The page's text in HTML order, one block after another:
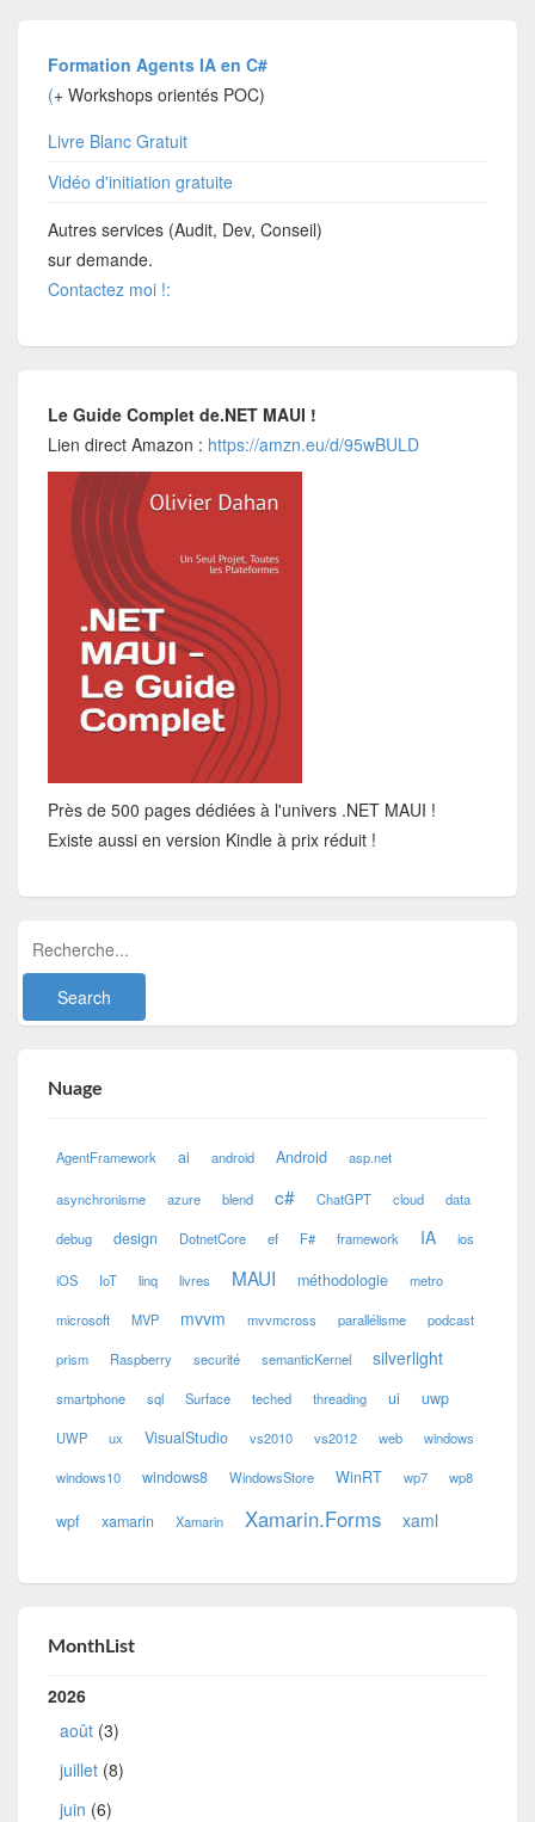
Formation Agents IA en C#
(+ Workshops orientés POC)
Livre Blanc Gratuit
Vidéo d'initiation gratuite
Autres services (Audit, Dev, Conseil)
sur demande.
Contactez moi !:
Le Guide Complet de.NET MAUI !
Lien direct Amazon : https://amzn.eu/d/95wBULD
Près de 500 pages dédiées à l'univers .NET MAUI !
Existe aussi en version Kindle à prix réduit !
Nuage
AgentFramework ai android Android asp.net
asynchronisme azure blend c# ChatGPT cloud data
debug design DotnetCore ef F# framework IA ios
iOS IoT linq livres MAUI méthodologie metro
microsoft MVP mvvm mvvmcross parallélisme podcast
prism Raspberry securité semanticKernel silverlight
smartphone sql Surface teched threading ui uwp
UWP ux VisualStudio vs2010 vs2012 web windows
windows10 windows8 WindowsStore WinRT wp7 wp8
wpf xamarin Xamarin Xamarin.Forms xaml
MonthList
2026
août (3)
juillet (8)
juin (6)